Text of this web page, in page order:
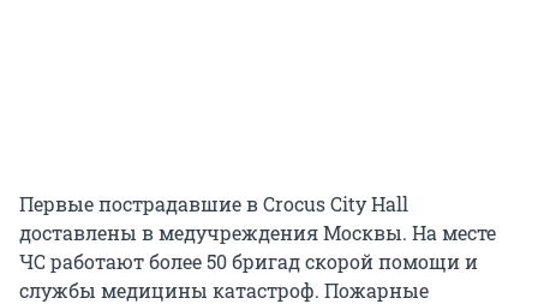
Первые пострадавшие в Crocus City Hall
доставлены в медучреждения Москвы. На месте
ЧС работают более 50 бригад скорой помощи и
службы медицины катастроф. Пожарные